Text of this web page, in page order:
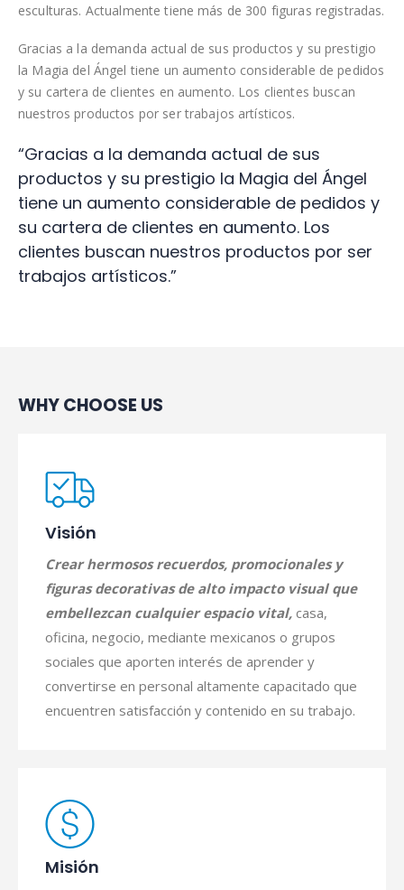
esculturas. Actualmente tiene más de 300 figuras registradas.
Gracias a la demanda actual de sus productos y su prestigio
la Magia del Ángel tiene un aumento considerable de pedidos
y su cartera de clientes en aumento. Los clientes buscan
nuestros productos por ser trabajos artísticos.
“Gracias a la demanda actual de sus
productos y su prestigio la Magia del Ángel
tiene un aumento considerable de pedidos y
su cartera de clientes en aumento. Los
clientes buscan nuestros productos por ser
trabajos artísticos.”
WHY CHOOSE US
Visión
Crear hermosos recuerdos, promocionales y
figuras decorativas de alto impacto visual que
embellezcan cualquier espacio vital, casa,
oficina, negocio, mediante mexicanos o grupos
sociales que aporten interés de aprender y
convertirse en personal altamente capacitado que
encuentren satisfacción y contenido en su trabajo.
Misión